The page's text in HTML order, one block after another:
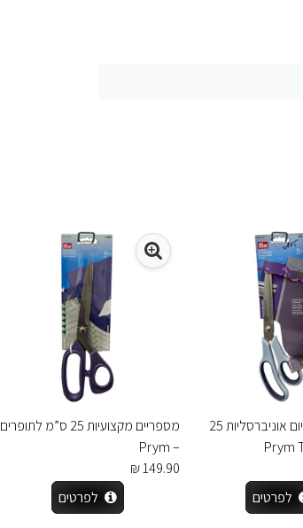
מספריים טיטניום אוניברסליות 25
לפרטים
מספריים מקצועיות 25 ס”מ לתופרים
– Prym
149.90 ₪
לפרטים